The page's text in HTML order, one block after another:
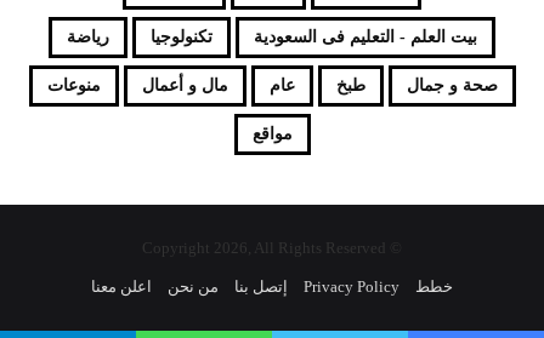
بيت العلم - التعليم فى السعودية تكنولوجيا رياضة
صحة و جمال طبخ عام مال و أعمال منوعات
مواقع
خطط Privacy Policy إتصل بنا من نحن اعلن معنا